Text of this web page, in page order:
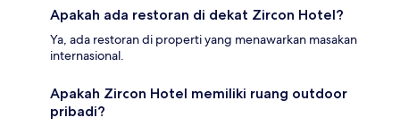
Apakah ada restoran di dekat Zircon Hotel?
Ya, ada restoran di properti yang menawarkan masakan
internasional.
Apakah Zircon Hotel memiliki ruang outdoor
pribadi?